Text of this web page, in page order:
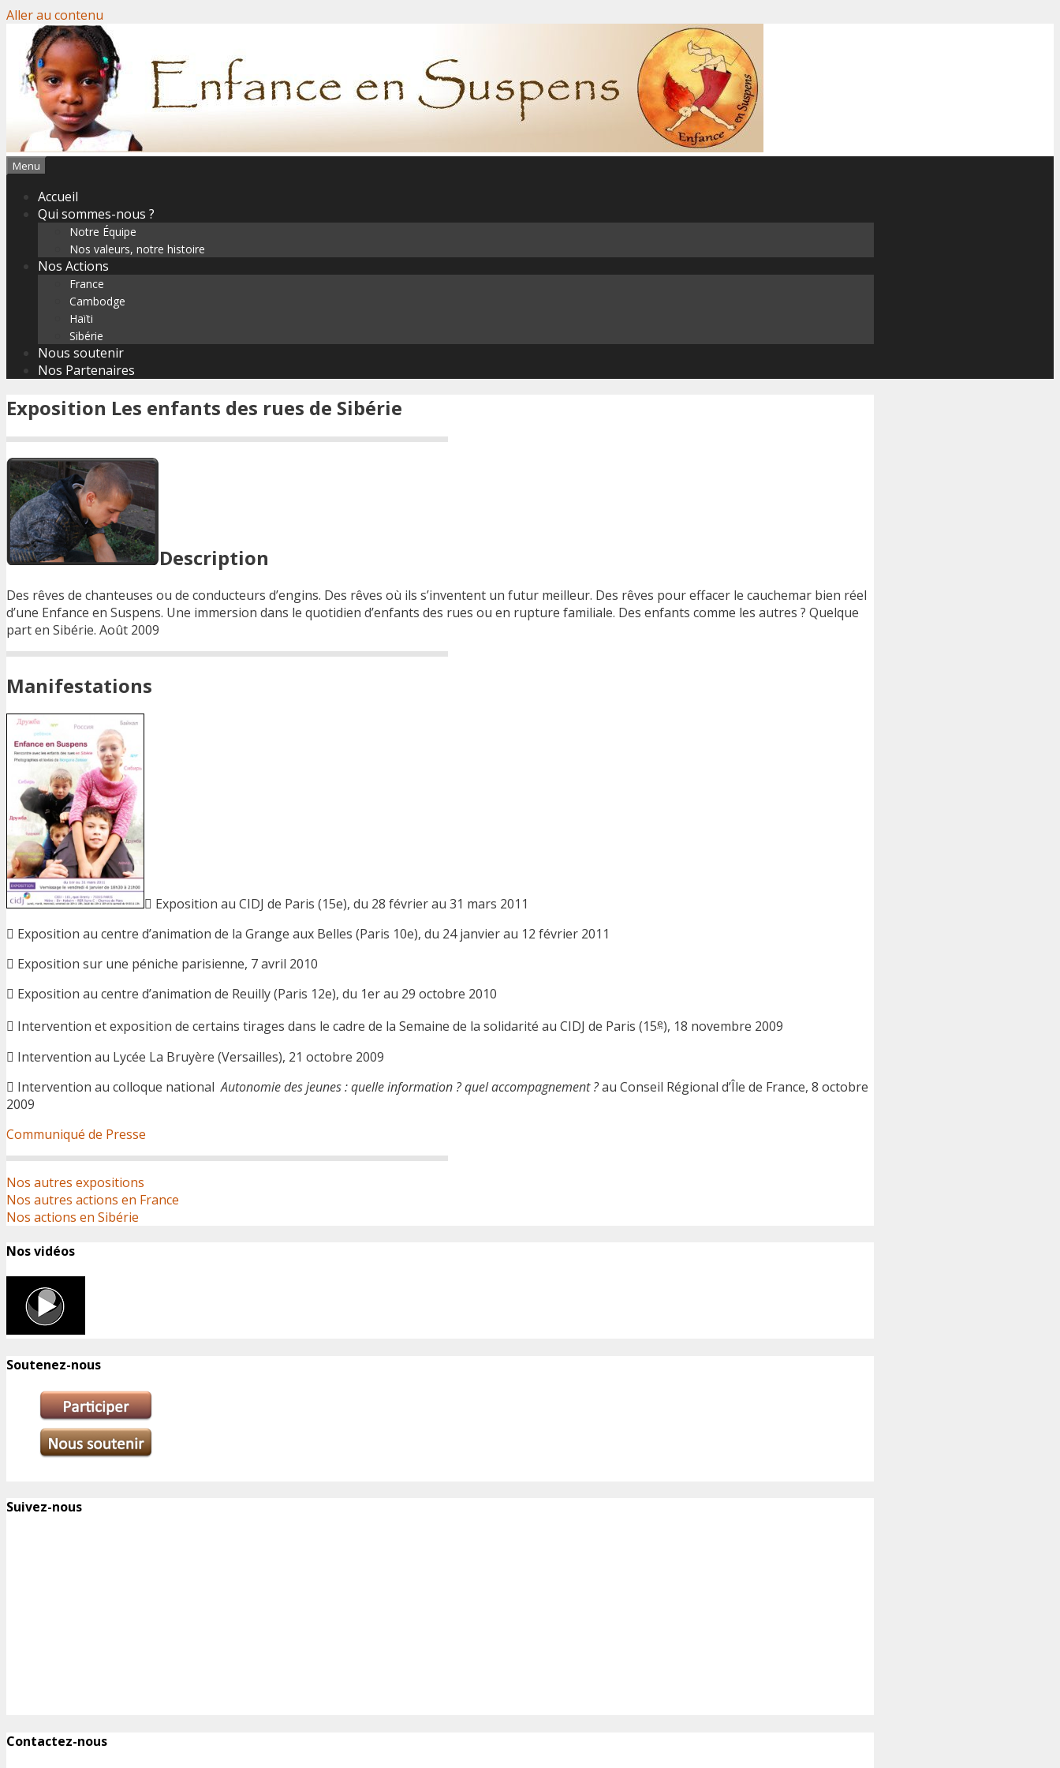
Aller au contenu
Menu
Accueil
Qui sommes-nous ?
Notre Équipe
Nos valeurs, notre histoire
Nos Actions
France
Cambodge
Haïti
Sibérie
Nous soutenir
Nos Partenaires
Exposition Les enfants des rues de Sibérie
Description
Des rêves de chanteuses ou de conducteurs d’engins. Des rêves où ils s’inventent un futur meilleur. Des rêves pour effacer le cauchemar bien réel
d’une Enfance en Suspens. Une immersion dans le quotidien d’enfants des rues ou en rupture familiale. Des enfants comme les autres ? Quelque
part en Sibérie. Août 2009
Manifestations
 Exposition au CIDJ de Paris (15e), du 28 février au 31 mars 2011
 Exposition au centre d’animation de la Grange aux Belles (Paris 10e), du 24 janvier au 12 février 2011
 Exposition sur une péniche parisienne, 7 avril 2010
 Exposition au centre d’animation de Reuilly (Paris 12e), du 1er au 29 octobre 2010
 Intervention et exposition de certains tirages dans le cadre de la Semaine de la solidarité au CIDJ de Paris (15e), 18 novembre 2009
 Intervention au Lycée La Bruyère (Versailles), 21 octobre 2009
 Intervention au colloque nationalAutonomie des jeunes : quelle information ? quel accompagnement ?au Conseil Régional d’Île de France, 8 octobre
2009
Communiqué de Presse
Nos autres expositions
Nos autres actions en France
Nos actions en Sibérie
Nos vidéos
Soutenez-nous
Suivez-nous
Contactez-nous